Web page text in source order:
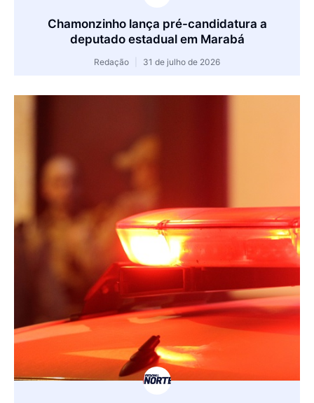
Chamonzinho lança pré-candidatura a
deputado estadual em Marabá
Redação 31 de julho de 2026